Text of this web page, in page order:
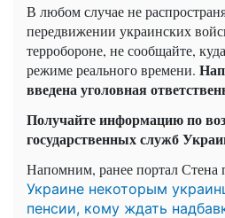
В любом случае не
передвижении украинских
терробороне, не сообщайте,
режиме реального времени.
введена уголовная
Получайте информацию по
государственных служб
Напомним, ранее портал Стена
Украине некоторым
пенсии, кому ждать